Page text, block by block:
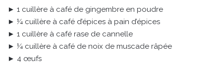
► 1 cuillère à café de gingembre en poudre
► ¼ cuillère à café d’épices à pain d’épices
► 1 cuillère à café rase de cannelle
► ¼ cuillère à café de noix de muscade râpée
► 4 œufs